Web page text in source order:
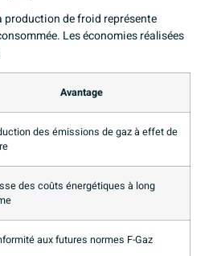
production de froid représente
Les économies réalisées
Avantage
des émissions de gaz à effet de
des coûts énergétiques à long
aux futures normes F-Gaz